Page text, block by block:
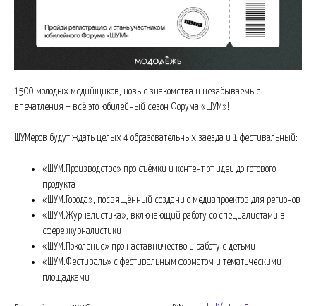
1500 молодых медийщиков, новые знакомства и незабываемые
впечатления – всё это юбилейный сезон Форума «ШУМ»!
ШУМеров будут ждать целых 4 образовательных заезда и 1 фестивальный:
«ШУМ.Производство» про съёмки и контент от идеи до готового
продукта
«ШУМ.Города», посвящённый созданию медиапроектов для регионов
«ШУМ.Журналистика», включающий работу со специалистами в
сфере журналистики
«ШУМ.Поколение» про наставничество и работу с детьми
«ШУМ.Фестиваль» с фестивальным форматом и тематическими
площадками